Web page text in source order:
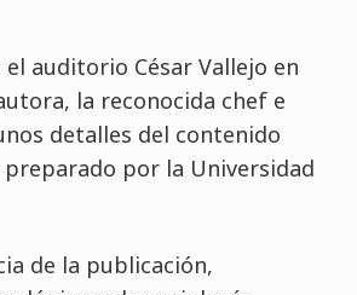
auditorio César Vallejo en
la reconocida chef e
detalles del contenido
por la Universidad
de la publicación,